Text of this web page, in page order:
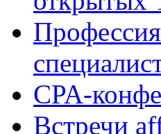
CPA-
Встречи